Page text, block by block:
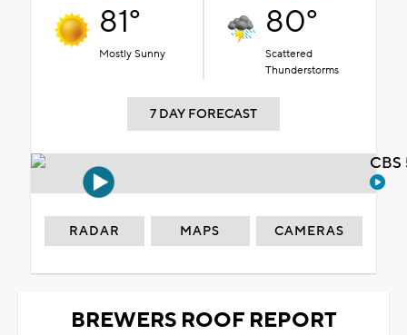
81°
Mostly Sunny
80°
Scattered
Thunderstorms
7 DAY FORECAST
RADAR MAPS CAMERAS
BREWERS ROOF REPORT